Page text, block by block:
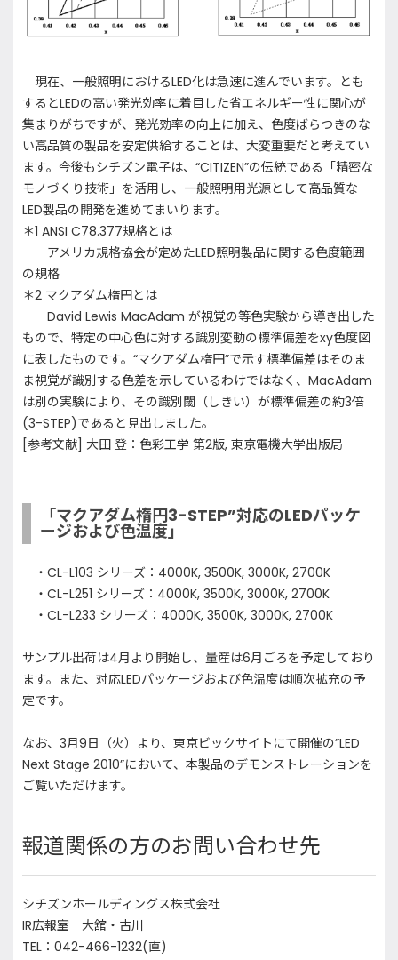
現在、一般照明におけるLED化は急速に進んでいます。とも
するとLEDの高い発光効率に着目した省エネルギー性に関心が
集まりがちですが、発光効率の向上に加え、色度ばらつきのな
い高品質の製品を安定供給することは、大変重要だと考えてい
ます。今後もシチズン電子は、“CITIZEN”の伝統である「精密な
モノづくり技術」を活用し、一般照明用光源として高品質な
LED製品の開発を進めてまいります。
＊1 ANSI C78.377規格とは
アメリカ規格協会が定めたLED照明製品に関する色度範囲
の規格
＊2 マクアダム楕円とは
David Lewis MacAdam が視覚の等色実験から導き出した
もので、特定の中心色に対する識別変動の標準偏差をxy色度図
に表したものです。“マクアダム楕円”で示す標準偏差はそのま
ま視覚が識別する色差を示しているわけではなく、MacAdam
は別の実験により、その識別閾（しきい）が標準偏差の約3倍
(3-STEP)であると見出しました。
[参考文献] 大田 登：色彩工学 第2版, 東京電機大学出版局
「マクアダム楕円3-STEP”対応のLEDパッケ
ージおよび色温度」
・CL-L103 シリーズ：4000K, 3500K, 3000K, 2700K
・CL-L251 シリーズ：4000K, 3500K, 3000K, 2700K
・CL-L233 シリーズ：4000K, 3500K, 3000K, 2700K
サンプル出荷は4月より開始し、量産は6月ごろを予定しており
ます。また、対応LEDパッケージおよび色温度は順次拡充の予
定です。
なお、3月9日（火）より、東京ビックサイトにて開催の”LED
Next Stage 2010”において、本製品のデモンストレーションを
ご覧いただけます。
報道関係の方のお問い合わせ先
シチズンホールディングス株式会社
IR広報室 大舘・古川
TEL：042-466-1232(直)